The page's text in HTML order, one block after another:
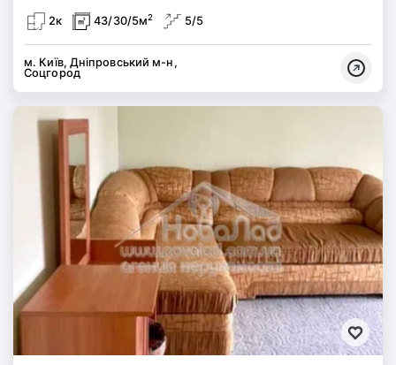
2к 43/30/5м2 5/5
м. Київ, Дніпровський м-н,
Соцгород